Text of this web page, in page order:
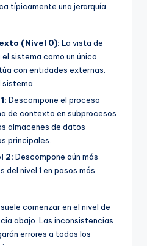
típicamente una jerarquía
(Nivel 0): La vista de
sistema como un único
con entidades externas.
Descompone el proceso
de contexto en subprocesos
almacenes de datos
principales.
2: Descompone aún más
nivel 1 en pasos más
comenzar en el nivel de
abajo. Las inconsistencias
errores a todos los